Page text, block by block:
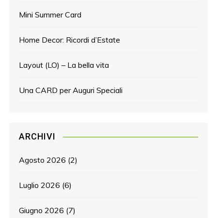
Mini Summer Card
Home Decor: Ricordi d’Estate
Layout (LO) – La bella vita
Una CARD per Auguri Speciali
ARCHIVI
Agosto 2026 (2)
Luglio 2026 (6)
Giugno 2026 (7)